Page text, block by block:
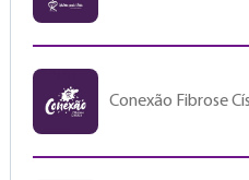
Conexão Fibrose